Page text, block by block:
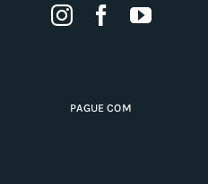
PAGUE COM